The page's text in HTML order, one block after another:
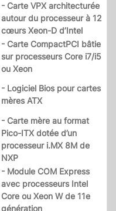
- Carte VPX architecturée
autour du processeur à 12
cœurs Xeon-D d’Intel
- Carte CompactPCI bâtie
sur processeurs Core i7/i5
ou Xeon
- Logiciel Bios pour cartes
mères ATX
- Carte mère au format
Pico-ITX dotée d’un
processeur i.MX 8M de
NXP
- Module COM Express
avec processeurs Intel
Core ou Xeon W de 11e
génération